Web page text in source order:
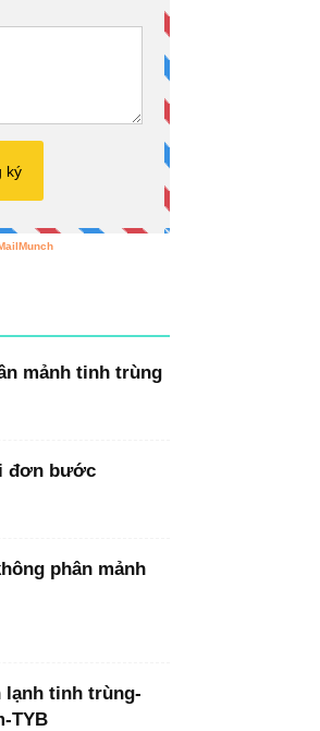
mảnh tinh trùng
đơn bước
phân mảnh
lạnh tinh trùng-
TYB